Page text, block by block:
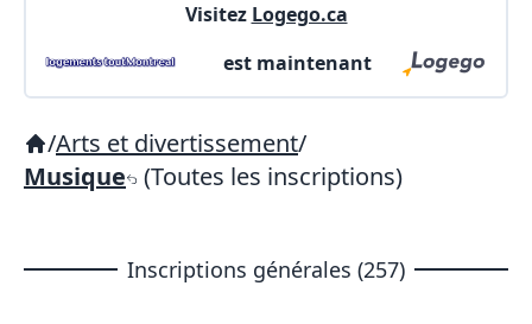
Visitez Logego.ca
est maintenant
/Arts et divertissement/
Musique (Toutes les inscriptions)
Inscriptions générales (257)
X Fermer Envoyez